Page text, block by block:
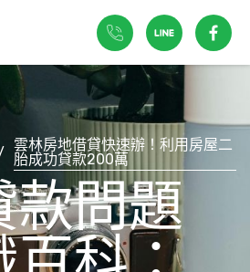
雲林房地借貸快速辦！利用房屋二
胎成功貸款200萬
款問題